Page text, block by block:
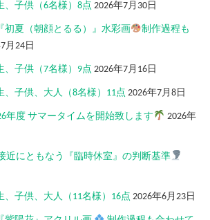
、子供（6名様）8点 2026年7月30日
初夏（朝顔とるる）』水彩画
制作過程も
月24日
、子供（7名様）9点 2026年7月16日
、子供、大人（8名様）11点 2026年7月8日
年度 サマータイムを開始致します
2026年
近にともなう『臨時休室』の判断基準
、子供、大人（11名様）16点 2026年6月23日